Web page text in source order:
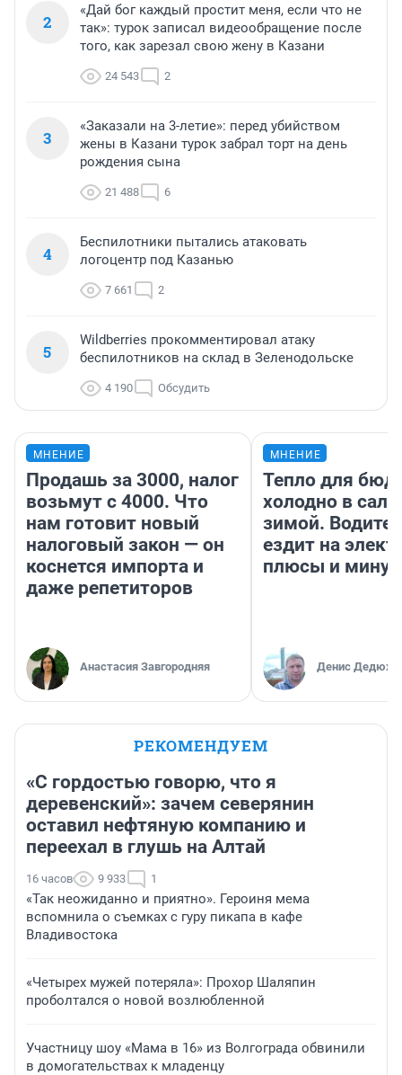
2
«Дай бог каждый простит меня, если что не
так»: турок записал видеообращение после
того, как зарезал свою жену в Казани
24 543 2
3
«Заказали на 3-летие»: перед убийством
жены в Казани турок забрал торт на день
рождения сына
21 488 6
4
Беспилотники пытались атаковать
логоцентр под Казанью
7 661 2
5
Wildberries прокомментировал атаку
беспилотников на склад в Зеленодольске
4 190 Обсудить
МНЕНИЕ
Продашь за 3000, налог
возьмут с 4000. Что
нам готовит новый
налоговый закон — он
коснется импорта и
даже репетиторов
Анастасия Завгородняя
МНЕНИЕ
Тепло для
холодно в
зимой.
ездит на
плюсы и
Денис
РЕКОМЕНДУЕМ
«С гордостью говорю, что я
деревенский»: зачем северянин
оставил нефтяную компанию и
переехал в глушь на Алтай
16 часов 9 933 1
«Так неожиданно и приятно». Героиня мема
вспомнила о съемках с гуру пикапа в кафе
Владивостока
«Четырех мужей потеряла»: Прохор Шаляпин
проболтался о новой возлюбленной
Участницу шоу «Мама в 16» из Волгограда обвинили
в домогательствах к младенцу